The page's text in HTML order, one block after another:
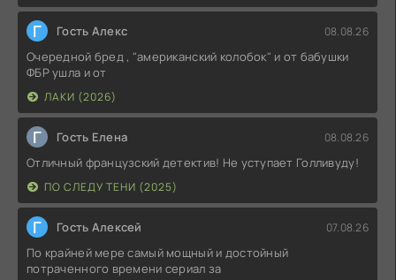
Г Гость Алекс 08.08.26
Очередной бред , "американский колобок" и от бабушки
ФБР ушла и от
ЛАКИ (2026)
Г Гость Елена 08.08.26
Отличный французский детектив! Не уступает Голливуду!
ПО СЛЕДУ ТЕНИ (2025)
Г Гость Алексей 07.08.26
По крайней мере самый мощный и достойный
потраченного времени сериал за